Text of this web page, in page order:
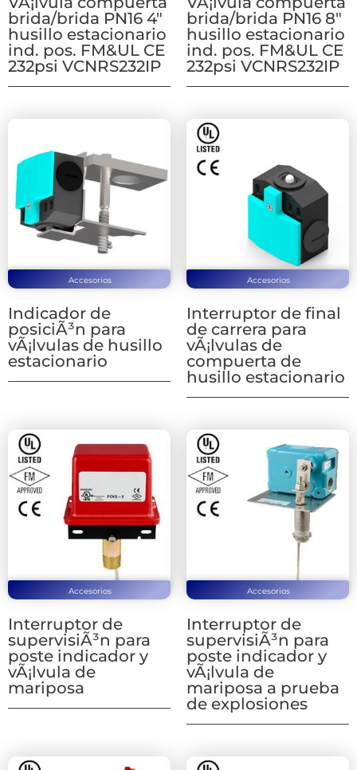
brida/brida PN16 4″
husillo estacionario
ind. pos. FM&UL CE
232psi VCNRS232IP
brida/brida PN16 8″
husillo estacionario
ind. pos. FM&UL CE
232psi VCNRS232IP
Accesorios
Indicador de
posiciÃ³n para
vÃ¡lvulas de husillo
estacionario
Accesorios
Interruptor de final
de carrera para
vÃ¡lvulas de
compuerta de
husillo estacionario
Accesorios
Interruptor de
supervisiÃ³n para
poste indicador y
vÃ¡lvula de
mariposa
Accesorios
Interruptor de
supervisiÃ³n para
poste indicador y
vÃ¡lvula de
mariposa a prueba
de explosiones